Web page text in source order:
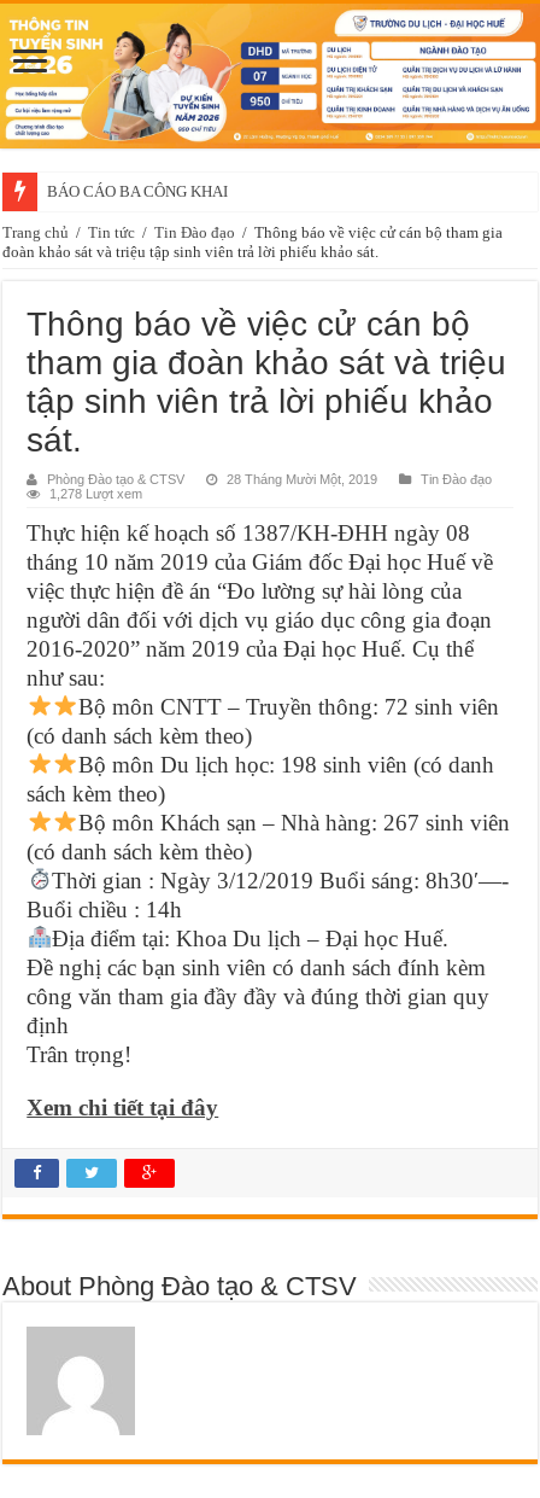
BÁO CÁO BA CÔNG KHAI
Trang chủ / Tin tức / Tin Đào đạo / Thông báo về việc cử cán bộ tham gia
đoàn khảo sát và triệu tập sinh viên trả lời phiếu khảo sát.
Thông báo về việc cử cán bộ
tham gia đoàn khảo sát và triệu
tập sinh viên trả lời phiếu khảo
sát.
Phòng Đào tạo & CTSV 28 Tháng Mười Một, 2019
Tin Đào đạo
1,278 Lượt xem
Thực hiện kế hoạch số 1387/KH-ĐHH ngày 08
tháng 10 năm 2019 của Giám đốc Đại học Huế về
việc thực hiện đề án “Đo lường sự hài lòng của
người dân đối với dịch vụ giáo dục công gia đoạn
2016-2020” năm 2019 của Đại học Huế. Cụ thể
như sau:
Bộ môn CNTT – Truyền thông: 72 sinh viên
(có danh sách kèm theo)
Bộ môn Du lịch học: 198 sinh viên (có danh
sách kèm theo)
Bộ môn Khách sạn – Nhà hàng: 267 sinh viên
(có danh sách kèm thèo)
Thời gian : Ngày 3/12/2019 Buổi sáng: 8h30′—-
Buổi chiều : 14h
Địa điểm tại: Khoa Du lịch – Đại học Huế.
Đề nghị các bạn sinh viên có danh sách đính kèm
công văn tham gia đầy đầy và đúng thời gian quy
định
Trân trọng!
Xem chi tiết tại đây
About Phòng Đào tạo & CTSV